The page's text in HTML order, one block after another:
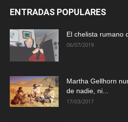
ENTRADAS POPULARES
El chelista rumano
06/07/2019
Martha Gellhorn
de nadie, ni...
17/03/2017